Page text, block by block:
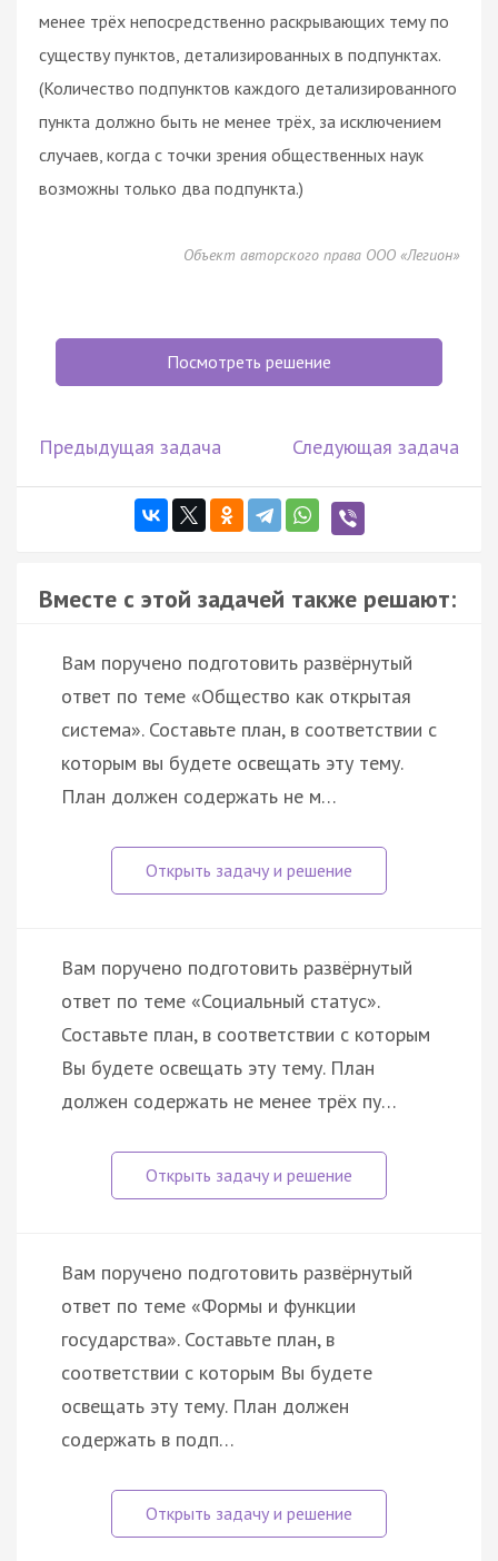
менее трёх непосредственно раскрывающих тему по
существу пунктов, детализированных в подпунктах.
(Количество подпунктов каждого детализированного
пункта должно быть не менее трёх, за исключением
случаев, когда с точки зрения общественных наук
возможны только два подпункта.)
Объект авторского права ООО «Легион»
Посмотреть решение
Предыдущая задача Следующая задача
Вместе с этой задачей также решают:
Вам поручено подготовить развёрнутый
ответ по теме «Общество как открытая
система». Составьте план, в соответствии с
которым вы будете освещать эту тему.
План должен содержать не м…
Вам поручено подготовить развёрнутый
ответ по теме «Социальный статус».
Составьте план, в соответствии с которым
Вы будете освещать эту тему. План
должен содержать не менее трёх пу…
Вам поручено подготовить развёрнутый
ответ по теме «Формы и функции
государства». Составьте план, в
соответствии с которым Вы будете
освещать эту тему. План должен
содержать в подп…